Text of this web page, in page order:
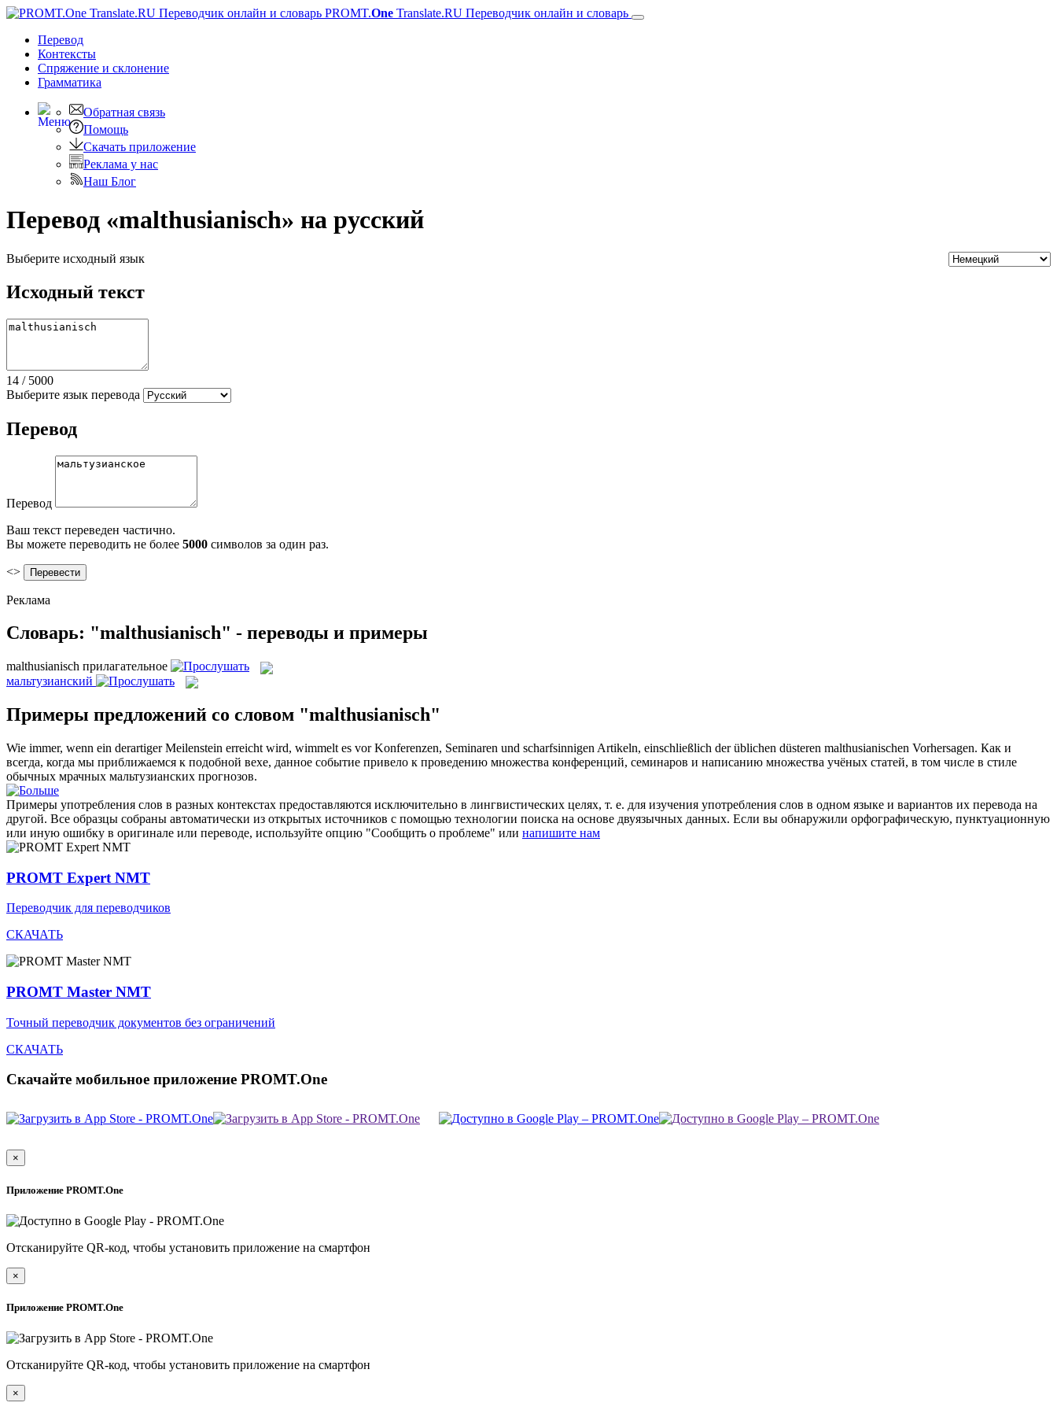
PROMT.One Translate.RU Переводчик онлайн и словарь
Перевод
Контексты
Спряжение и склонение
Грамматика
Обратная связь
Помощь
Скачать приложение
Реклама у нас
Наш Блог
Перевод «malthusianisch» на русский
Выберите исходный язык
Исходный текст
14 / 5000
Выберите язык перевода
Перевод
Перевод
Ваш текст переведен частично.
Вы можете переводить не более 5000 символов за один раз.
<>
Реклама
Словарь: "malthusianisch" - переводы и примеры
malthusianisch прилагательное
мальтузианский
Примеры предложений со словом "malthusianisch"
Wie immer, wenn ein derartiger Meilenstein erreicht wird, wimmelt es vor Konferenzen, Seminaren und scharfsinnigen Artikeln, einschließlich der üblichen düsteren malthusianischen Vorhersagen. Как и
всегда, когда мы приближаемся к подобной вехе, данное событие привело к проведению множества конференций, семинаров и написанию множества учёных статей, в том числе в стиле
обычных мрачных мальтузианских прогнозов.
Примеры употребления слов в разных контекстах предоставляются исключительно в лингвистических целях, т. е. для изучения употребления слов в одном языке и вариантов их перевода на
другой. Все образцы собраны автоматически из открытых источников с помощью технологии поиска на основе двуязычных данных. Если вы обнаружили орфографическую, пунктуационную
или иную ошибку в оригинале или переводе, используйте опцию "Сообщить о проблеме" или напишите нам
PROMT Expert NMT
Переводчик для переводчиков
СКАЧАТЬ
PROMT Master NMT
Точный переводчик документов без ограничений
СКАЧАТЬ
Скачайте мобильное приложение PROMT.One
×
Приложение PROMT.One
Отсканируйте QR-код, чтобы установить приложение на смартфон
×
Приложение PROMT.One
Отсканируйте QR-код, чтобы установить приложение на смартфон
×